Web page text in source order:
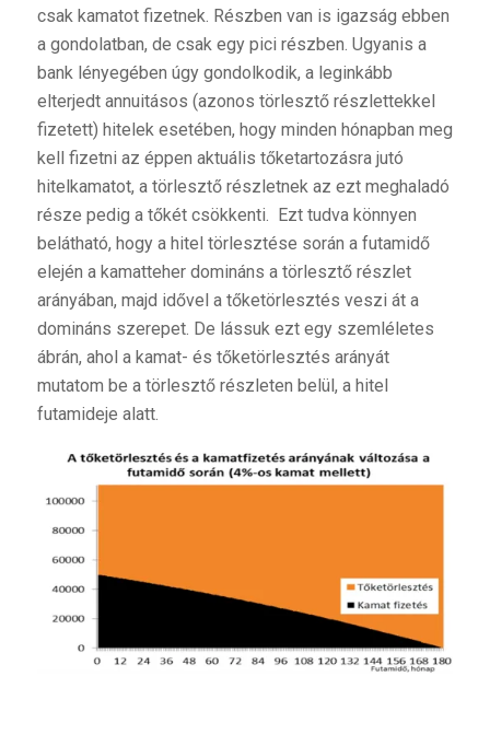
csak kamatot fizetnek. Részben van is igazság ebben
a gondolatban, de csak egy pici részben. Ugyanis a
bank lényegében úgy gondolkodik, a leginkább
elterjedt annuitásos (azonos törlesztő részlettekkel
fizetett) hitelek esetében, hogy minden hónapban meg
kell fizetni az éppen aktuális tőketartozásra jutó
hitelkamatot, a törlesztő részletnek az ezt meghaladó
része pedig a tőkét csökkenti. Ezt tudva könnyen
belátható, hogy a hitel törlesztése során a futamidő
elején a kamatteher domináns a törlesztő részlet
arányában, majd idővel a tőketörlesztés veszi át a
domináns szerepet. De lássuk ezt egy szemléletes
ábrán, ahol a kamat- és tőketörlesztés arányát
mutatom be a törlesztő részleten belül, a hitel
futamideje alatt.